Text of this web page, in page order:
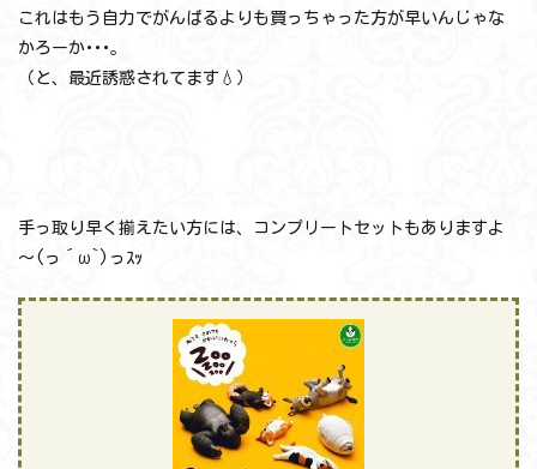
これはもう自力でがんばるよりも買っちゃった方が早いんじゃな
かろーか･･･。
（と、最近誘惑されてます💧）
手っ取り早く揃えたい方には、コンプリートセットもありますよ
～(っ´ω`)っｽｯ